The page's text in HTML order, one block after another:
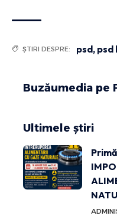
ȘTIRI DESPRE: psd, psd
Buzăumedia pe
Ultimele știri